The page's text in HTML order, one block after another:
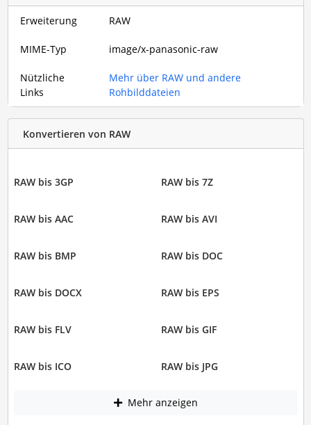
Erweiterung RAW
MIME-Typ image/x-panasonic-raw
Nützliche
Links
Mehr über RAW und andere
Rohbilddateien
Konvertieren von RAW
RAW bis 3GP RAW bis 7Z
RAW bis AAC RAW bis AVI
RAW bis BMP RAW bis DOC
RAW bis DOCX RAW bis EPS
RAW bis FLV RAW bis GIF
RAW bis ICO RAW bis JPG
Mehr anzeigen